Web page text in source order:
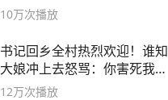
10万次播放
书记回乡全村热烈欢迎！谁知
大娘冲上去怒骂：你害死我儿
子
12万次播放